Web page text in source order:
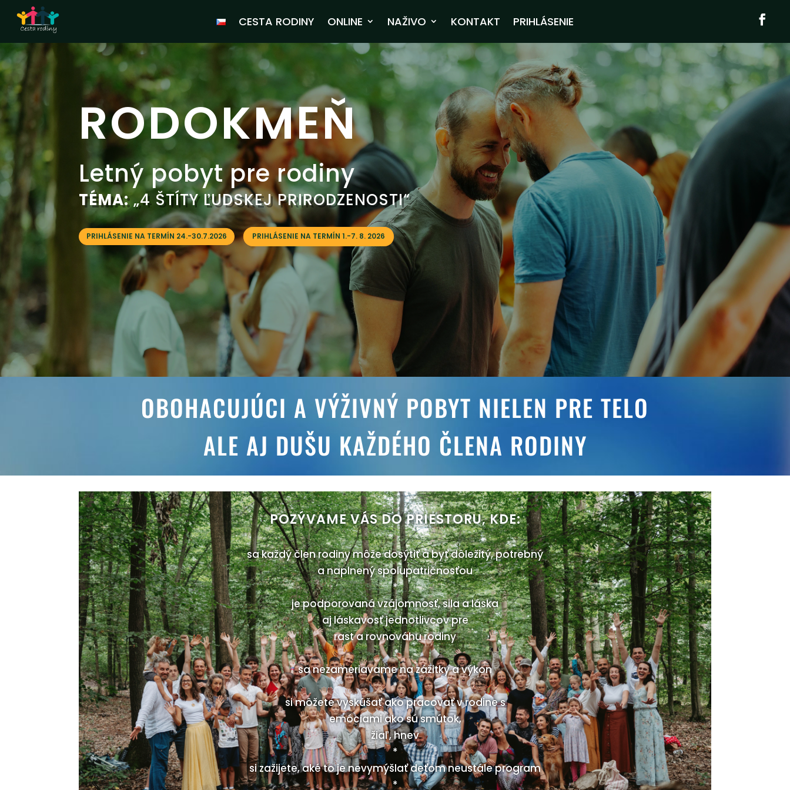
CESTA RODINY ONLINE NAŽIVO KONTAKT PRIHLÁSENIE
RODOKMEŇ
Letný pobyt pre rodiny
TÉMA:„4 ŠTÍTY ĽUDSKEJ PRIRODZENOSTI“
PRIHLÁSENIE NA TERMÍN 24.-30.7.2026 PRIHLÁSENIE NA TERMÍN 1.-7. 8. 2026
OBOHACUJÚCI A VÝŽIVNÝ POBYT NIELEN PRE TELO
ALE AJ DUŠU KAŽDÉHO ČLENA RODINY
POZÝVAME VÁS DO PRIESTORU, KDE:
sa každý člen rodiny môže dosýtiť a byť dôležitý, potrebný
a naplnený spolupatričnosťou
*
je podporovaná vzájomnosť, sila a láska
aj láskavosť jednotlivcov pre
rast a rovnováhu rodiny
*
sa nezameriavame na zážitky a výkon
*
si môžete vyskúšať ako pracovať v rodine s
emóciami ako sú smútok,
žiaľ, hnev
*
si zažijete, aké to je nevymýšlať deťom neustále program
*